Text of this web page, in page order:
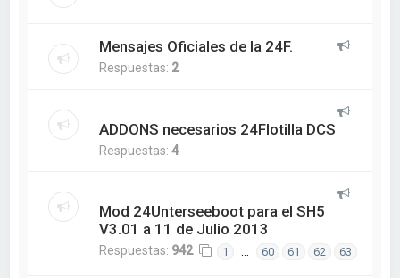
Mensajes Oficiales de la 24F.
Respuestas: 2
ADDONS necesarios 24Flotilla DCS
Respuestas:4
Mod 24Unterseeboot para el SH5
V3.01 a 11 de Julio 2013
Respuestas: 942 1 … 60 61 62 63